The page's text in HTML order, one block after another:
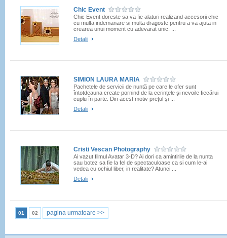
Chic Event
Chic Event doreste sa va fie alaturi realizand accesorii chic
cu multa indemanare si multa dragoste pentru a va ajuta in
crearea unui moment cu adevarat unic. ...
Detalii
SIMION LAURA MARIA
Pachetele de servicii de nuntă pe care le ofer sunt
întotdeauna create pornind de la cerințele și nevoile fiecărui
cuplu în parte. Din acest motiv prețul și ...
Detalii
Cristi Vescan Photography
Ai vazut filmul Avatar 3-D? Ai dori ca amintirile de la nunta
sau botez sa fie la fel de spectaculoase ca si cum le-ai
vedea cu ochiul liber, in realitate? Atunci ...
Detalii
01 02 pagina urmatoare >>